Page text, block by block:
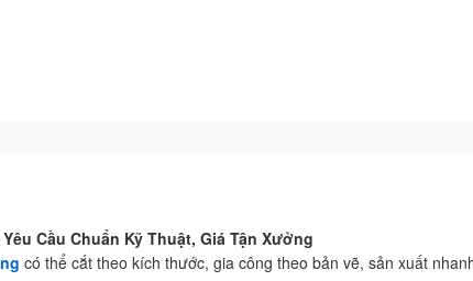
Cầu Chuẩn Kỹ Thuật, Giá Tận Xưởng
có thể cắt theo kích thước, gia công theo bản vẽ, sản xuất